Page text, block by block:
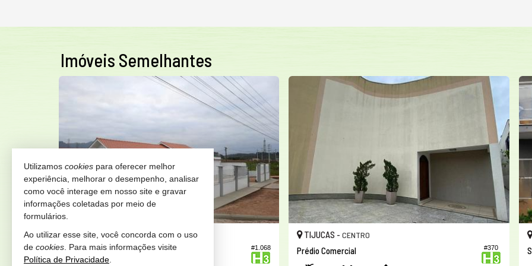
Imóveis Semelhantes
#575 #1.068
TIJUCAS -NOVA DESCOBERTA
Casa #370
TIJUCAS -CENTRO
Prédio Comercial
Utilizamos cookies para oferecer melhor
experiência, melhorar o desempenho, analisar
como você interage em nosso site e gravar
informações coletadas por meio de
formulários.
Ao utilizar esse site, você concorda com o uso
de cookies . Para mais informações visite
Política de Privacidade